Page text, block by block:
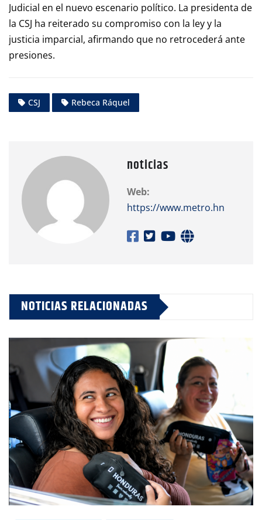
Judicial en el nuevo escenario político. La presidenta de
la CSJ ha reiterado su compromiso con la ley y la
justicia imparcial, afirmando que no retrocederá ante
presiones.
CSJ Rebeca Ráquel
noticias
Web:
https://www.metro.hn
NOTICIAS RELACIONADAS